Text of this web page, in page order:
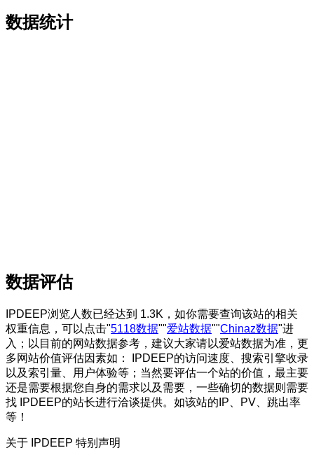
数据统计
数据评估
IPDEEP浏览人数已经达到 1.3K，如你需要查询该站的相关
权重信息，可以点击"5118数据""爱站数据""Chinaz数据"进
入；以目前的网站数据参考，建议大家请以爱站数据为准，更
多网站价值评估因素如： IPDEEP的访问速度、搜索引擎收录
以及索引量、用户体验等；当然要评估一个站的价值，最主要
还是需要根据您自身的需求以及需要，一些确切的数据则需要
找 IPDEEP的站长进行洽谈提供。如该站的IP、PV、跳出率
等！
关于 IPDEEP 特别声明